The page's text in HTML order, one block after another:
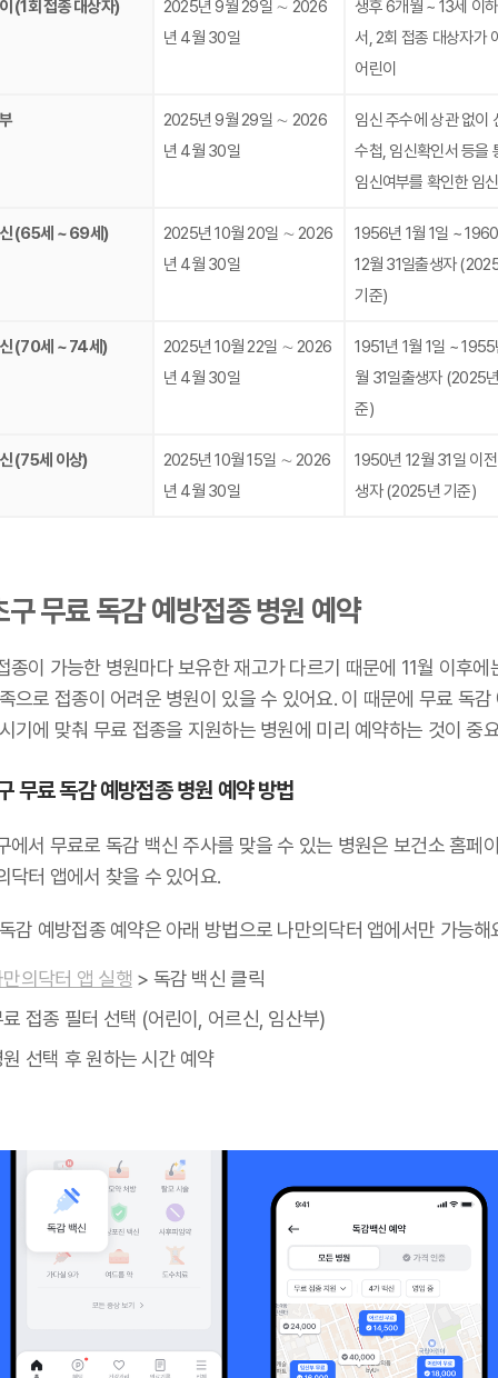
(1회 접종 대상자)
2025년 9월 29일 ∼ 2026
년 4월 30일
생후 6개월 ~ 13세 이
서, 2회 접종 대상자가
어린이
2025년 9월 29일 ∼ 2026
년 4월 30일
임신 주수에 상관 없이
수첩, 임신확인서 등을
임신여부를 확인한 임
(65세 ~ 69세)
2025년 10월 20일 ∼ 2026
년 4월 30일
1956년 1월 1일 ~
12월 31일출생자
기준)
(70세 ~ 74세)
2025년 10월 22일 ∼ 2026
년 4월 30일
1951년 1월 1일 ~ 1955
월 31일출생자 (2025년
준)
(75세 이상)
2025년 10월 15일 ∼ 2026
년 4월 30일
1950년 12월 31일 이
생자 (2025년 기준)
구 무료 독감 예방접종 병원 예약
종이 가능한 병원마다 보유한 재고가 다르기 때문에 11월 이후에
으로 접종이 어려운 병원이 있을 수 있어요. 이 때문에 무료 독감
기에 맞춰 무료 접종을 지원하는 병원에 미리 예약하는 것이 중
무료 독감 예방접종 병원 예약 방법
에서 무료로 독감 백신 주사를 맞을 수 있는 병원은 보건소 홈페
닥터 앱에서 찾을 수 있어요.
감 예방접종 예약은 아래 방법으로 나만의닥터 앱에서만 가능해
만의닥터 앱 실행 > 독감 백신 클릭
접종 필터 선택 (어린이, 어르신, 임산부)
원 선택 후 원하는 시간 예약